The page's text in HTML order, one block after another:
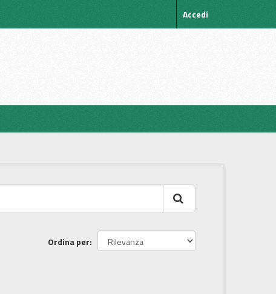
Accedi
Ordina per